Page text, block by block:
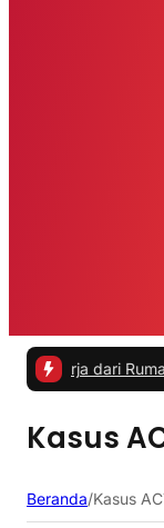
dari Rumah |#2 -
Kasus
Beranda/Kasus